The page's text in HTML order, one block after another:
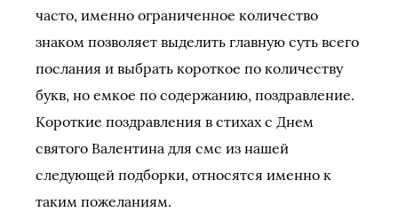
часто, именно ограниченное количество
знаком позволяет выделить главную суть всего
послания и выбрать короткое по количеству
букв, но емкое по содержанию, поздравление.
Короткие поздравления в стихах с Днем
святого Валентина для смс из нашей
следующей подборки, относятся именно к
таким пожеланиям.